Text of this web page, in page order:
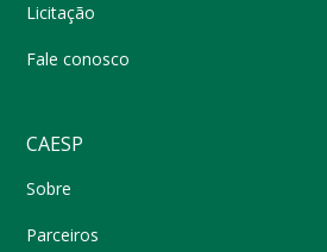
Licitação
Fale conosco
CAESP
Sobre
Parceiros